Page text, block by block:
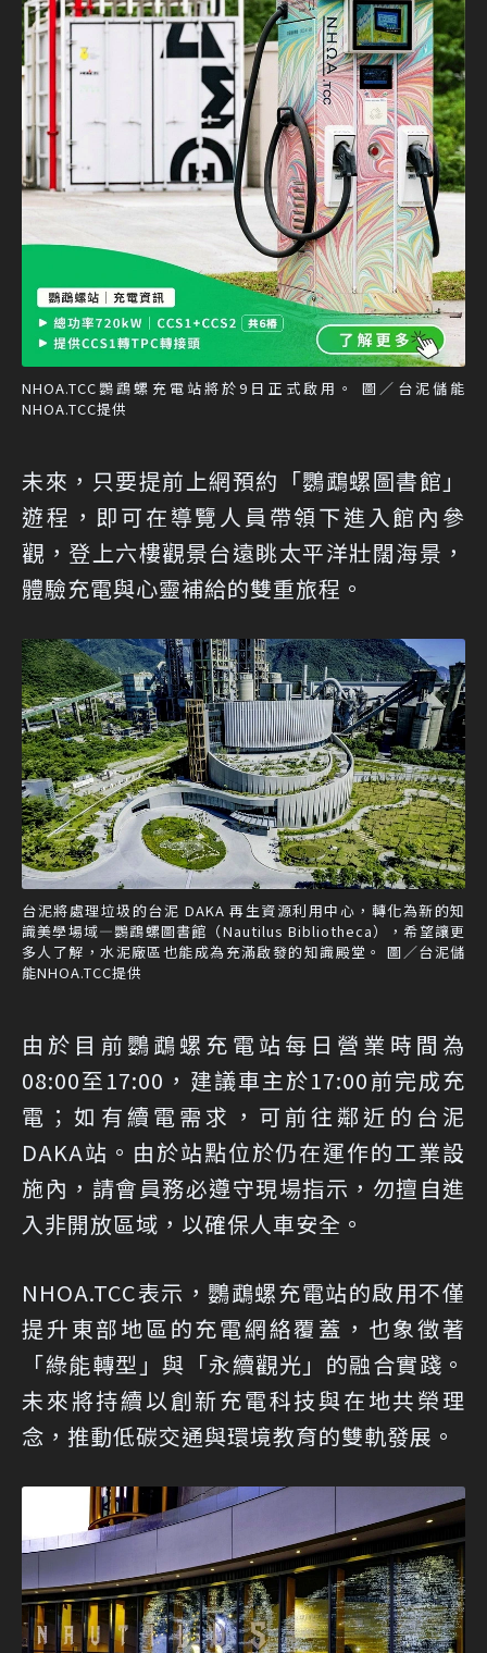
NHOA.TCC鸚鵡螺充電站將於9日正式啟用。 圖／台泥儲能
NHOA.TCC提供
未來，只要提前上網預約「鸚鵡螺圖書館」
遊程，即可在導覽人員帶領下進入館內參
觀，登上六樓觀景台遠眺太平洋壯闊海景，
體驗充電與心靈補給的雙重旅程。
台泥將處理垃圾的台泥 DAKA 再生資源利用中心，轉化為新的知
識美學場域—鸚鵡螺圖書館（Nautilus Bibliotheca），希望讓更
多人了解，水泥廠區也能成為充滿啟發的知識殿堂。 圖／台泥儲
能NHOA.TCC提供
由於目前鸚鵡螺充電站每日營業時間為
08:00至17:00，建議車主於17:00前完成充
電；如有續電需求，可前往鄰近的台泥
DAKA站。由於站點位於仍在運作的工業設
施內，請會員務必遵守現場指示，勿擅自進
入非開放區域，以確保人車安全。
NHOA.TCC表示，鸚鵡螺充電站的啟用不僅
提升東部地區的充電網絡覆蓋，也象徵著
「綠能轉型」與「永續觀光」的融合實踐。
未來將持續以創新充電科技與在地共榮理
念，推動低碳交通與環境教育的雙軌發展。